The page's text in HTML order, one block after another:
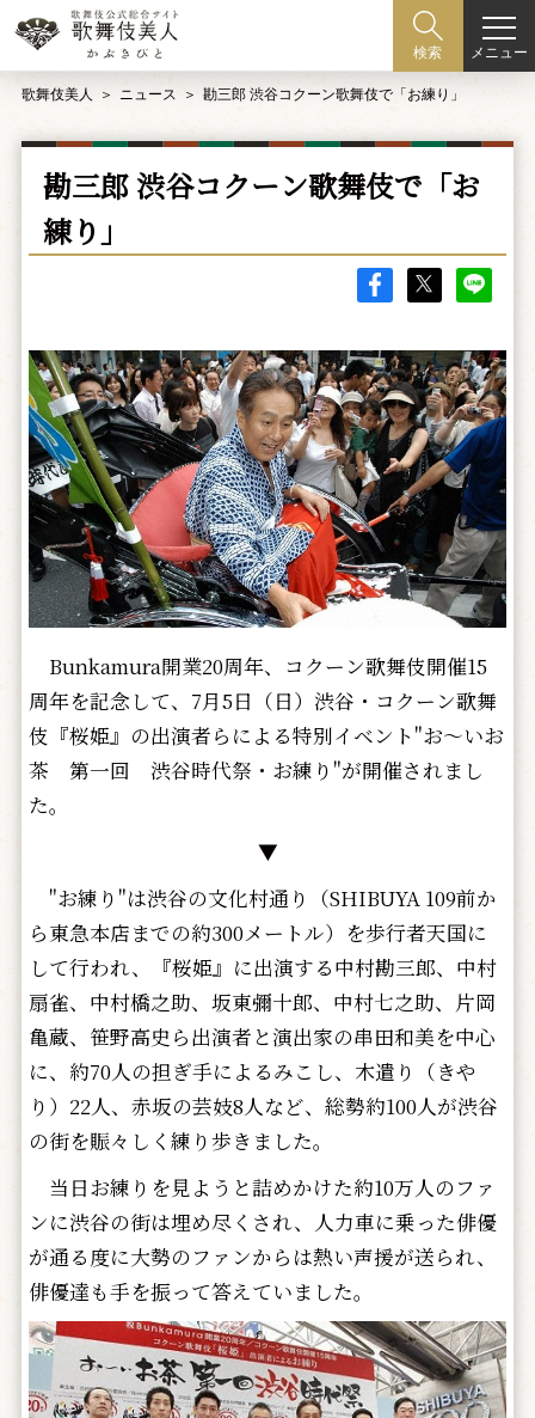
検索 メニュー
歌舞伎美人 ニュース 勘三郎 渋谷コクーン歌舞伎で「お練り」
勘三郎 渋谷コクーン歌舞伎で「お
練り」
Bunkamura開業20周年、コクーン歌舞伎開催15
周年を記念して、7月5日（日）渋谷・コクーン歌舞
伎『桜姫』の出演者らによる特別イベント"お～いお
茶 第一回 渋谷時代祭・お練り"が開催されまし
た。
▼
"お練り"は渋谷の文化村通り（SHIBUYA 109前か
ら東急本店までの約300メートル）を歩行者天国に
して行われ、『桜姫』に出演する中村勘三郎、中村
扇雀、中村橋之助、坂東彌十郎、中村七之助、片岡
亀蔵、笹野高史ら出演者と演出家の串田和美を中心
に、約70人の担ぎ手によるみこし、木遣り（きや
り）22人、赤坂の芸妓8人など、総勢約100人が渋谷
の街を賑々しく練り歩きました。
当日お練りを見ようと詰めかけた約10万人のファ
ンに渋谷の街は埋め尽くされ、人力車に乗った俳優
が通る度に大勢のファンからは熱い声援が送られ、
俳優達も手を振って答えていました。